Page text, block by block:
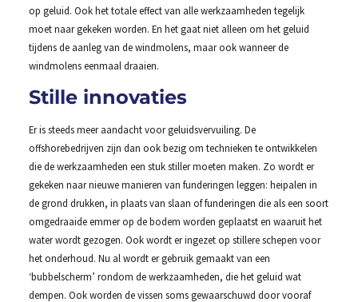
op geluid. Ook het totale effect van alle werkzaamheden tegelijk
moet naar gekeken worden. En het gaat niet alleen om het geluid
tijdens de aanleg van de windmolens, maar ook wanneer de
windmolens eenmaal draaien.
Stille innovaties
Er is steeds meer aandacht voor geluidsvervuiling. De
offshorebedrijven zijn dan ook bezig om technieken te ontwikkelen
die de werkzaamheden een stuk stiller moeten maken. Zo wordt er
gekeken naar nieuwe manieren van funderingen leggen: heipalen in
de grond drukken, in plaats van slaan of funderingen die als een soort
omgedraaide emmer op de bodem worden geplaatst en waaruit het
water wordt gezogen. Ook wordt er ingezet op stillere schepen voor
het onderhoud. Nu al wordt er gebruik gemaakt van een
‘bubbelscherm’ rondom de werkzaamheden, die het geluid wat
dempen. Ook worden de vissen soms gewaarschuwd door vooraf